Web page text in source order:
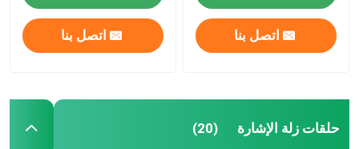
اتصل بنا اتصل بنا
حلقات زلة الإشارة (20)